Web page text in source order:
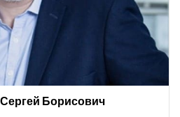
Борисович